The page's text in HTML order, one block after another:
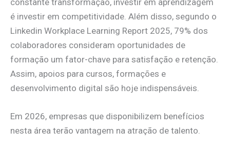
é investir em competitividade. Além disso, segundo o
Linkedin Workplace Learning Report 2025, 79% dos
colaboradores consideram oportunidades de
formação um fator-chave para satisfação e retenção.
Assim, apoios para cursos, formações e
desenvolvimento digital são hoje indispensáveis.
Em 2026, empresas que disponibilizem benefícios
nesta área terão vantagem na atração de talento.